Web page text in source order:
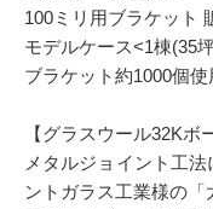
100ミリ用ブラケット
モデルケース<1棟(35
ブラケット約1000個
【グラスウール32Kボ
メタルジョイント工
ントガラス工業様の